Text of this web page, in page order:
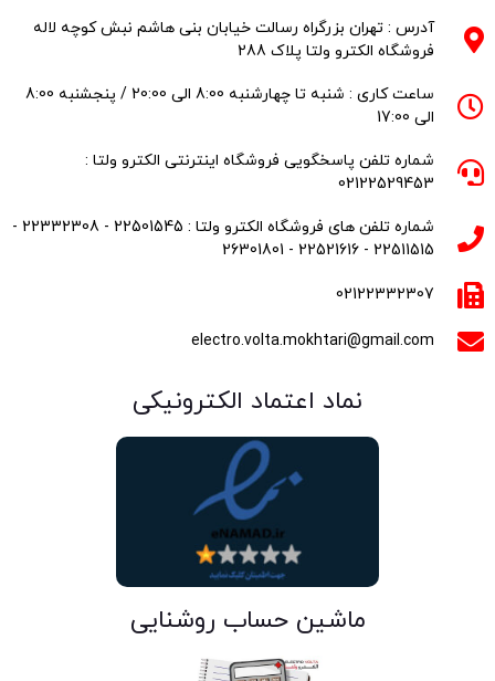
آدرس : تهران بزرگراه رسالت خیابان بنی هاشم نبش کوچه لاله
فروشگاه الکترو ولتا پلاک 288
ساعت کاری : شنبه تا چهارشنبه 8:00 الی 20:00 / پنجشنبه 8:00
الی 17:00
شماره تلفن پاسخگویی فروشگاه اینترنتی الکترو ولتا :
02122529453
شماره تلفن های فروشگاه الکترو ولتا : 22501545 - 22332308 -
22511515 - 22521616 - 26301801
02122332307
electro.volta.mokhtari@gmail.com
نماد اعتماد الکترونیکی
ماشین حساب روشنایی